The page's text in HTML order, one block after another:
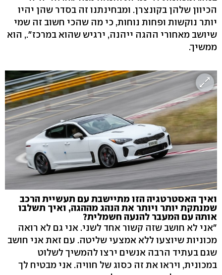
הכיוון שלהן בקונצרן. ומבחינתנו זה בסדר שהן יהיו
יותר נוקשות ופחות נוחות, כי מה שהכי חשוב זה שמי
שיושב מאחורי ההגה ייהנה, ירגיש שהוא במרכז"., הוא
ממשיך.
ואיך האסטרטגיה הזו מתיישבת עם תעשיית הרכב
שמנתקת יותר ויותר את הנהג מההגה, ואיך תשלבו
אותה עם המעבר להנעה חשמלית?
"אני לא חושב שזה קשור אחד לשני. אני גם לא רואה
מכוניות שיוצעו ללא אמצעי שליטה. עם זאת אני חושב
שגם בעתיד הרבה אנשים ירצו להמשיך לשלוט
במכונית, ויראו את זה כסוג של חוויה. אני מבטיח לך